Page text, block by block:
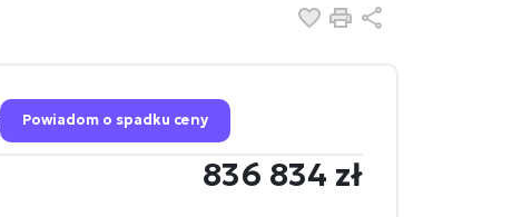
Dodaj do ulubionych
Drukuj
Powiadom o spadku ceny
836 834 zł